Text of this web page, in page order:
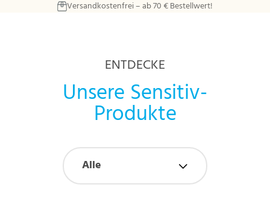
Zum Hauptinhalt springenVersandkostenfrei – ab 70 € Bestellwert!
ENTDECKE
Unsere Sensitiv-
Produkte
Alle